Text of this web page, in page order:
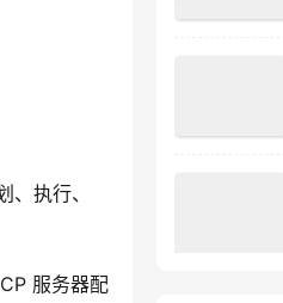
执行、
服务器配